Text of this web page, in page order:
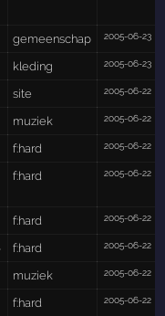
gemeenschap 2005-06-23
kleding 2005-06-23
site 2005-06-22
muziek 2005-06-22
f:hard 2005-06-22
f:hard 2005-06-22
f:hard 2005-06-22
f:hard 2005-06-22
muziek 2005-06-22
f:hard 2005-06-22